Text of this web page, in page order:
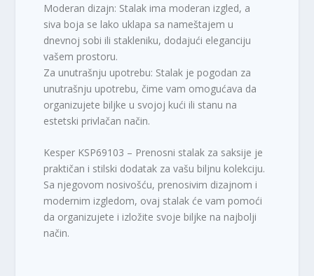
Moderan dizajn: Stalak ima moderan izgled, a
siva boja se lako uklapa sa nameštajem u
dnevnoj sobi ili stakleniku, dodajući eleganciju
vašem prostoru.
Za unutrašnju upotrebu: Stalak je pogodan za
unutrašnju upotrebu, čime vam omogućava da
organizujete biljke u svojoj kući ili stanu na
estetski privlačan način.
Kesper KSP69103 – Prenosni stalak za saksije je
praktičan i stilski dodatak za vašu biljnu kolekciju.
Sa njegovom nosivošću, prenosivim dizajnom i
modernim izgledom, ovaj stalak će vam pomoći
da organizujete i izložite svoje biljke na najbolji
način.